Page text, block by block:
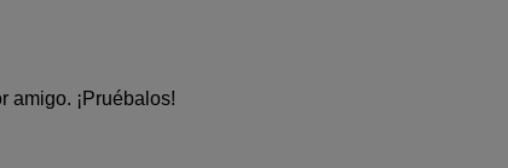
amigo. ¡Pruébalos!